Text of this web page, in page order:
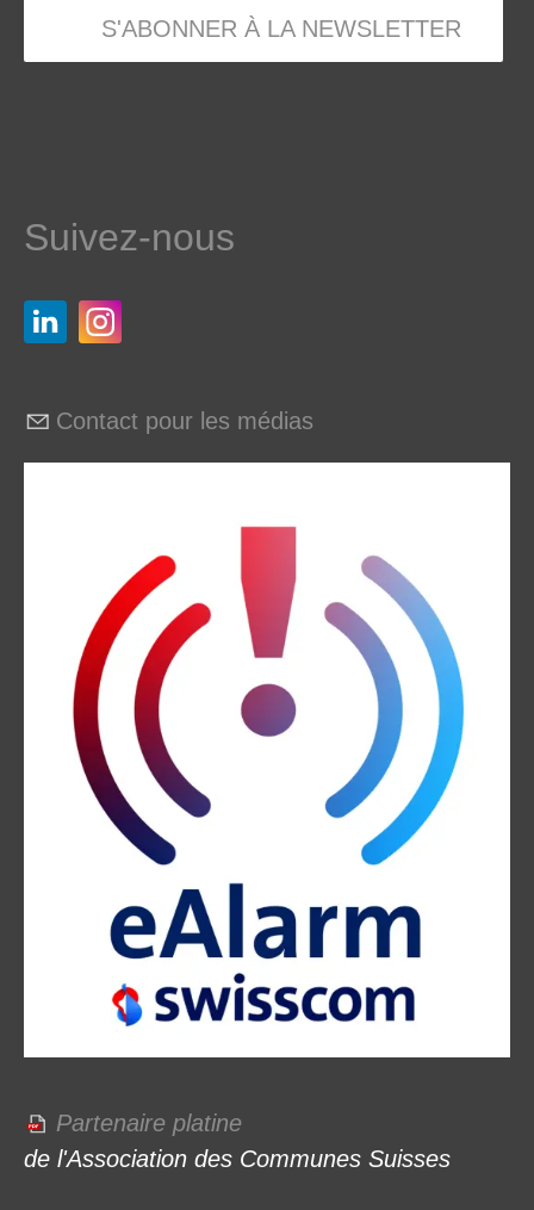
S'ABONNER À LA NEWSLETTER
Suivez-nous
Contact pour les médias
Partenaire platine
de l'Association des Communes Suisses